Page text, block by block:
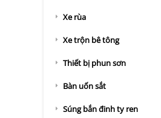
Xe rùa
Xe trộn bê tông
Thiết bị phun sơn
Bàn uốn sắt
Súng bắn đinh ty ren